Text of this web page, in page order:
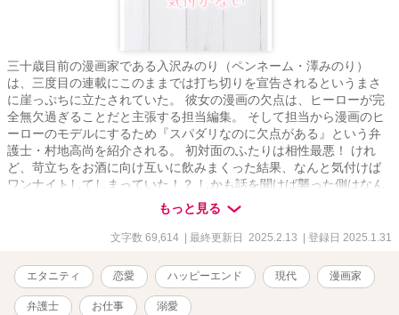
三十歳目前の漫画家である入沢みのり（ペンネーム・澤みのり）
は、三度目の連載にこのままでは打ち切りを宣告されるというまさ
に崖っぷちに立たされていた。 彼女の漫画の欠点は、ヒーローが完
全無欠過ぎることだと主張する担当編集。 そして担当から漫画のヒ
ーローのモデルにするため『スパダリなのに欠点がある』という弁
護士・村地高尚を紹介される。 初対面のふたりは相性最悪！ けれ
ど、苛立ちをお酒に向け互いに飲みまくった結果、なんと気付けば
ワンナイトしてしまっていた！？ しかも話を聞けば襲った側はなん
と自分自身。 これはもう出頭するしかない、と嘆くみのりに、なん
と高尚が交際を申し込んできて……？ 口悪仕事優先人間のヒーロー×
崖っぷち漫画家ヒロインの喧嘩しつつ愛され甘やかされる物語で
もっと見る
文字数 69,614 | 最終更新日 2025.2.13 | 登録日 2025.1.31
エタニティ 恋愛 ハッピーエンド 現代 漫画家
弁護士 お仕事 溺愛